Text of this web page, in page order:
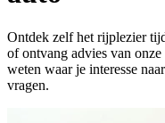
Ontdek zelf het rijplezier
of ontvang advies van
weten waar je interesse
vragen.